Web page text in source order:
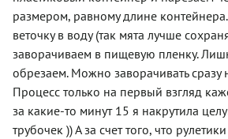
размером, равному длине
веточку в воду (так мята лучше
заворачиваем в пищевую пленку.
обрезаем. Можно заворачивать сразу
Процесс только на первый взгляд
за какие-то минут 15 я накрутила
трубочек )) А за счет того, что